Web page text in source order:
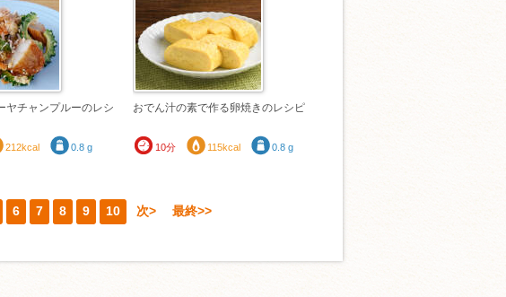
ヤチャンプルーのレシ
212kcal 0.8 g
おでん汁の素で作る卵焼きのレシピ
10分 115kcal 0.8 g
6 7 8 9 10 次> 最終>>